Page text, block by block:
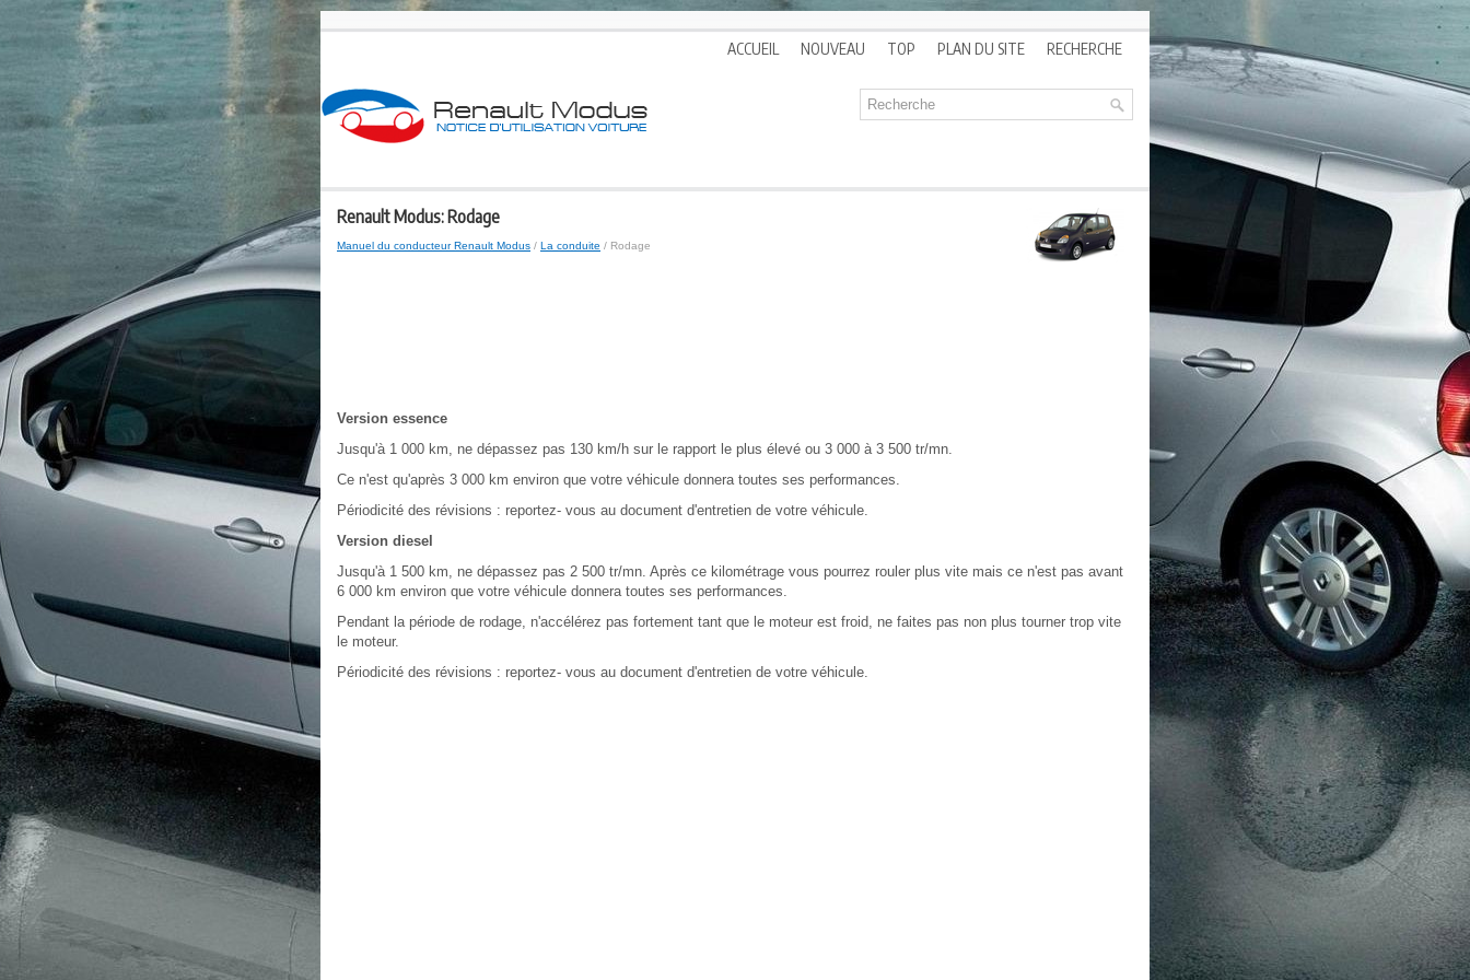
ACCUEIL NOUVEAU TOP PLAN DU SITE RECHERCHE
Renault Modus: Rodage
Manuel du conducteur Renault Modus / La conduite / Rodage
Version essence
Jusqu'à 1 000 km, ne dépassez pas 130 km/h sur le rapport le plus élevé ou 3 000 à 3 500 tr/mn.
Ce n'est qu'après 3 000 km environ que votre véhicule donnera toutes ses performances.
Périodicité des révisions : reportez- vous au document d'entretien de votre véhicule.
Version diesel
Jusqu'à 1 500 km, ne dépassez pas 2 500 tr/mn. Après ce kilométrage vous pourrez rouler plus vite mais ce n'est pas avant
6 000 km environ que votre véhicule donnera toutes ses performances.
Pendant la période de rodage, n'accélérez pas fortement tant que le moteur est froid, ne faites pas non plus tourner trop vite
le moteur.
Périodicité des révisions : reportez- vous au document d'entretien de votre véhicule.